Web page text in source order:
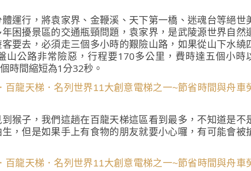
運行，將袁家界、金鞭溪、天下第一橋、迷魂台等絕世
困擾景區的交通瓶頸問題，袁家界，是武陵源世界自然
要去，必須走三個多小時的艱險山路，如果從山下水繞
山公路非常險惡，行程要170多公里，費時達五個小時
時間縮短為1分32秒。
猴子，我們這趟在百龍天梯這區看到最多，不知道是不
，但是如果手上有食物的朋友就要小心囉，有可能會被